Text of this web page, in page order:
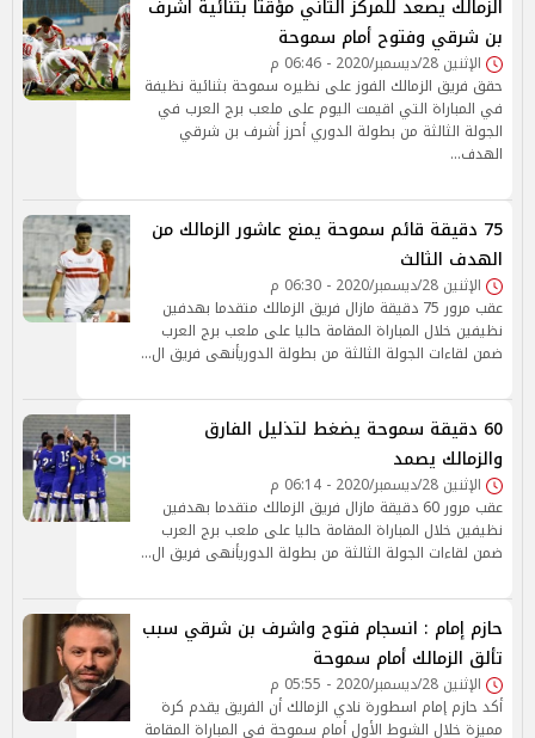
الزمالك يصعد للمركز الثاني مؤقتاً بثنائية اشرف
بن شرقي وفتوح أمام سموحة
الإثنين 28/ديسمبر/2020 - 06:46 م
حقق فريق الزمالك الفوز على نظيره سموحة بثنائية نظيفة
في المباراة التي اقيمت اليوم على ملعب برج العرب في
الجولة الثالثة من بطولة الدوري أحرز أشرف بن شرقي
الهدف…
75 دقيقة قائم سموحة يمنع عاشور الزمالك من
الهدف الثالث
الإثنين 28/ديسمبر/2020 - 06:30 م
عقب مرور 75 دقيقة مازال فريق الزمالك متقدما بهدفين
نظيفين خلال المباراة المقامة حاليا على ملعب برج العرب
ضمن لقاءات الجولة الثالثة من بطولة الدوريأنهى فريق ال…
60 دقيقة سموحة يضغط لتذليل الفارق
والزمالك يصمد
الإثنين 28/ديسمبر/2020 - 06:14 م
عقب مرور 60 دقيقة مازال فريق الزمالك متقدما بهدفين
نظيفين خلال المباراة المقامة حاليا على ملعب برج العرب
ضمن لقاءات الجولة الثالثة من بطولة الدوريأنهى فريق ال…
حازم إمام : انسجام فتوح واشرف بن شرقي سبب
تألق الزمالك أمام سموحة
الإثنين 28/ديسمبر/2020 - 05:55 م
أكد حازم إمام اسطورة نادي الزمالك أن الفريق يقدم كرة
مميزة خلال الشوط الأول أمام سموحة في المباراة المقامة